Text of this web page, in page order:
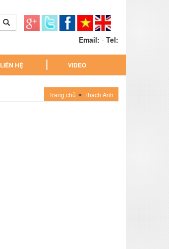
Email: - Tel:
LIÊN HỆ VIDEO
Trang chủ » Thạch Anh